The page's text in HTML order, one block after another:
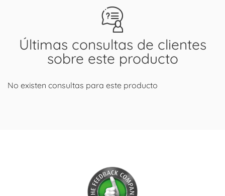
Últimas consultas de clientes
sobre este producto
No existen consultas para este producto